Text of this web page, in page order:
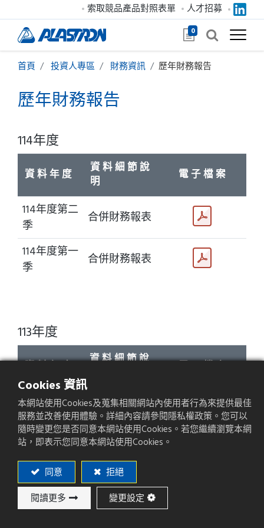
0
索取競品產品對照表單 人才招募
首頁 投資人專區 財務資訊 歷年財務報告
歷年財務報告
114年度
資 料 年 度
資 料 細 節 說
明
電 子 檔 案
114年度第二
季
合併財務報表
114年度第一
季
合併財務報表
113年度
資 料 細 節 說
113年度 合併財務報表
113年度 個體財務報表
113年度第三
季
合併財務報表
113年度第二
Cookies 資訊
本網站使用Cookies及蒐集相關網站內使用者行為來提供最佳
服務並改善使用體驗。詳細內容請參閱隱私權政策。您可以
隨時變更您是否同意本網站使用Cookies。若您繼續瀏覽本網
站，即表示您同意本網站使用Cookies。
同意 拒絕
閱讀更多 變更設定